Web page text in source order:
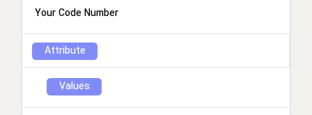
Your Code Number
Attribute
Values